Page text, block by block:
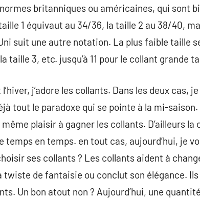
britanniques ou américaines, qui sont
1 équivaut au 34/36, la taille 2 au 38/40,
suit une autre notation. La plus faible taille
taille 3, etc. jusqu’à 11 pour le collant grande
j’adore les collants. Dans les deux cas,
tout le paradoxe qui se pointe à la mi-
plaisir à gagner les collants. D’ailleurs la
temps en temps. en tout cas, aujourd’hui, je
ses collants ? Les collants aident à
twiste de fantaisie ou conclut son élégance.
Un bon atout non ? Aujourd’hui, une